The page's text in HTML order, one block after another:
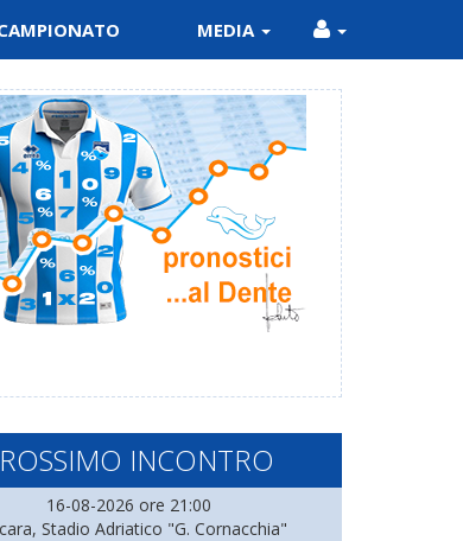
MEDIA
INCONTRO
16-08-2026 ore 21:00
Stadio Adriatico "G. Cornacchia"